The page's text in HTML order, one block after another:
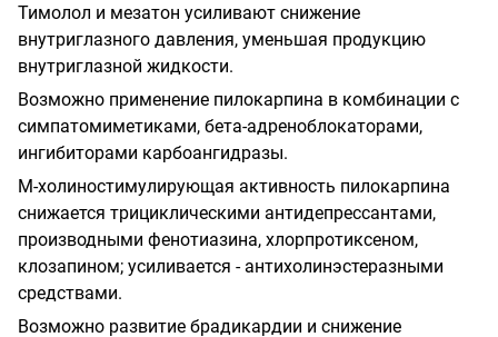
Тимолол и мезатон усиливают снижение
внутриглазного давления, уменьшая продукцию
внутриглазной жидкости.
Возможно применение пилокарпина в комбинации с
симпатомиметиками, бета-адреноблокаторами,
ингибиторами карбоангидразы.
М-холиностимулирующая активность пилокарпина
снижается трициклическими антидепрессантами,
производными фенотиазина, хлорпротиксеном,
клозапином; усиливается - антихолинэстеразными
средствами.
Возможно развитие брадикардии и снижение